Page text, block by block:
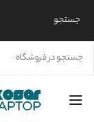
جستجو